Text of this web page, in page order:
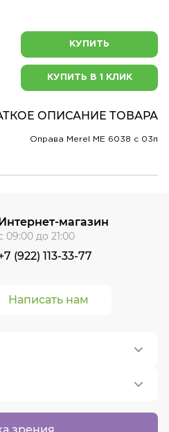
КУПИТЬ
КУПИТЬ В 1 КЛИК
ОПИСАНИЕ ТОВАРА
Оправа Merel ME 6038 c 03п
зрения
Написать нам
магазин
09:00 до 21:00
(922) 113-33-77